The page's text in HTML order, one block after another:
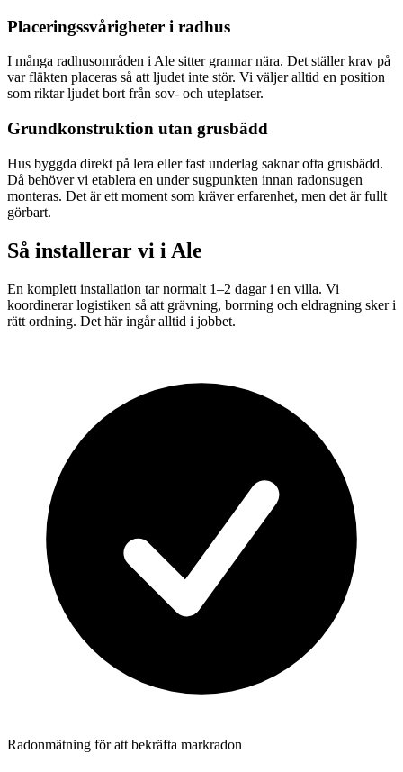
Placeringssvårigheter i radhus
I många radhusområden i Ale sitter grannar nära. Det ställer krav på
var fläkten placeras så att ljudet inte stör. Vi väljer alltid en position
som riktar ljudet bort från sov- och uteplatser.
Grundkonstruktion utan grusbädd
Hus byggda direkt på lera eller fast underlag saknar ofta grusbädd.
Då behöver vi etablera en under sugpunkten innan radonsugen
monteras. Det är ett moment som kräver erfarenhet, men det är fullt
görbart.
Så installerar vi i Ale
En komplett installation tar normalt 1–2 dagar i en villa. Vi
koordinerar logistiken så att grävning, borrning och eldragning sker i
rätt ordning. Det här ingår alltid i jobbet.
Radonmätning för att bekräfta markradon